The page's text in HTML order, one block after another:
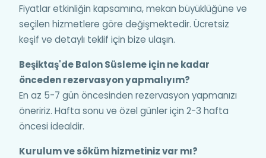
Fiyatlar etkinliğin kapsamına, mekan büyüklüğüne ve
seçilen hizmetlere göre değişmektedir. Ücretsiz
keşif ve detaylı teklif için bize ulaşın.
Beşiktaş'de Balon Süsleme için ne kadar
önceden rezervasyon yapmalıyım?
En az 5-7 gün öncesinden rezervasyon yapmanızı
öneririz. Hafta sonu ve özel günler için 2-3 hafta
öncesi idealdir.
Kurulum ve söküm hizmetiniz var mı?